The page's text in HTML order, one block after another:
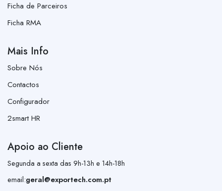
Ficha de Parceiros
Ficha RMA
Mais Info
Sobre Nós
Contactos
Configurador
2smart HR
Apoio ao Cliente
Segunda a sexta das 9h-13h e 14h-18h
email:geral@exportech.com.pt